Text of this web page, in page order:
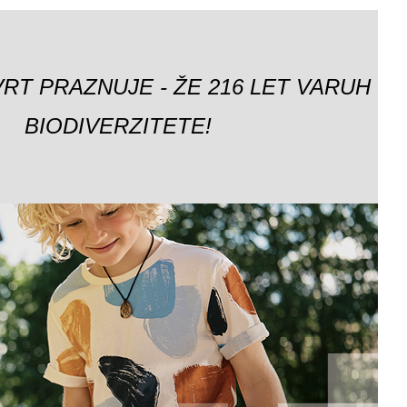
PRAZNUJE - ŽE 216 LET VARUH
BIODIVERZITETE!